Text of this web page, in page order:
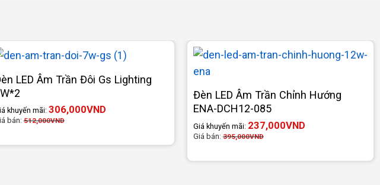
LED Âm Trần Đôi Gs Lighting
khuyến mãi: 306,000VND
bán:512,000VND
Đèn LED Âm Trần Chỉnh Hướng
ENA-DCH12-085
Giá khuyến mãi: 237,000VND
Giá bán:395,000VND